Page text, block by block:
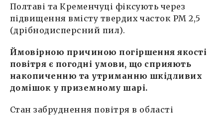
Полтаві та Кременчуці фіксують через
підвищення вмісту твердих часток РМ 2,5
(дрібнодисперсний пил).
Ймовірною причиною погіршення якості
повітря є погодні умови, що сприяють
накопиченню та утриманню шкідливих
домішок у приземному шарі.
Стан забруднення повітря в області